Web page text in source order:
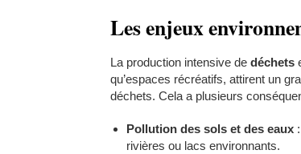
Les enjeux
La production intensive de déchets
qu’espaces récréatifs, attirent un
déchets. Cela a plusieurs
Pollution des sols et des eaux
rivières ou lacs environnants.